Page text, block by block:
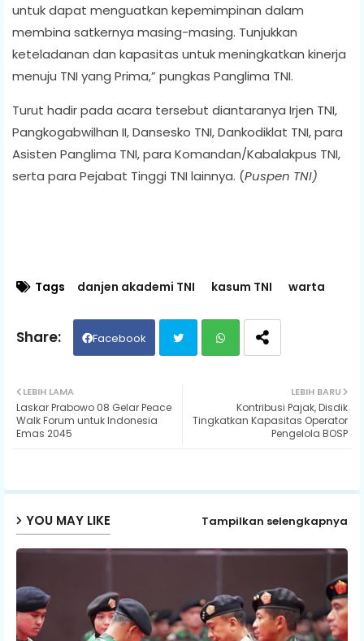
untuk dapat menguatkan kepemimpinan dalam
membina satkernya masing-masing. Tunjukkan
keteladanan dan kapasitas untuk meningkatkan kinerja
menuju TNI yang Prima,” pungkas Panglima TNI.
Turut hadir pada acara tersebut diantaranya Irjen TNI,
Pangkogabwilhan II, Dansesko TNI, Dankodiklat TNI, para
Asisten Panglima TNI, para Komandan/Kabalakpus TNI,
serta para Pejabat Tinggi TNI lainnya. (Puspen TNI)
Tags danjen akademi TNI kasum TNI warta
Facebook
ter
LEBIH BARU
Kontribusi Pajak, Disdik
Tingkatkan Kapasitas Operator
Pengelola BOSP
LEBIH LAMA
Laskar Prabowo 08 Gelar Peace
Walk Forum untuk Indonesia
Emas 2045
YOU MAY LIKE Tampilkan selengkapnya